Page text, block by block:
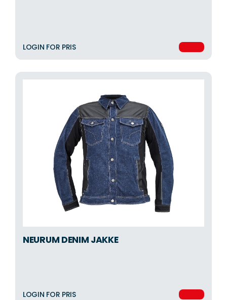
LOGIN FOR PRIS
NEURUM DENIM JAKKE
LOGIN FOR PRIS